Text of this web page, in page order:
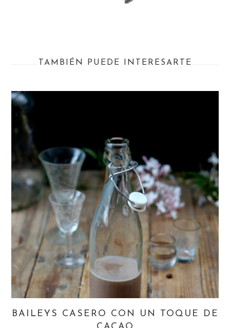
TAMBIÉN PUEDE INTERESARTE
BAILEYS CASERO CON UN TOQUE DE